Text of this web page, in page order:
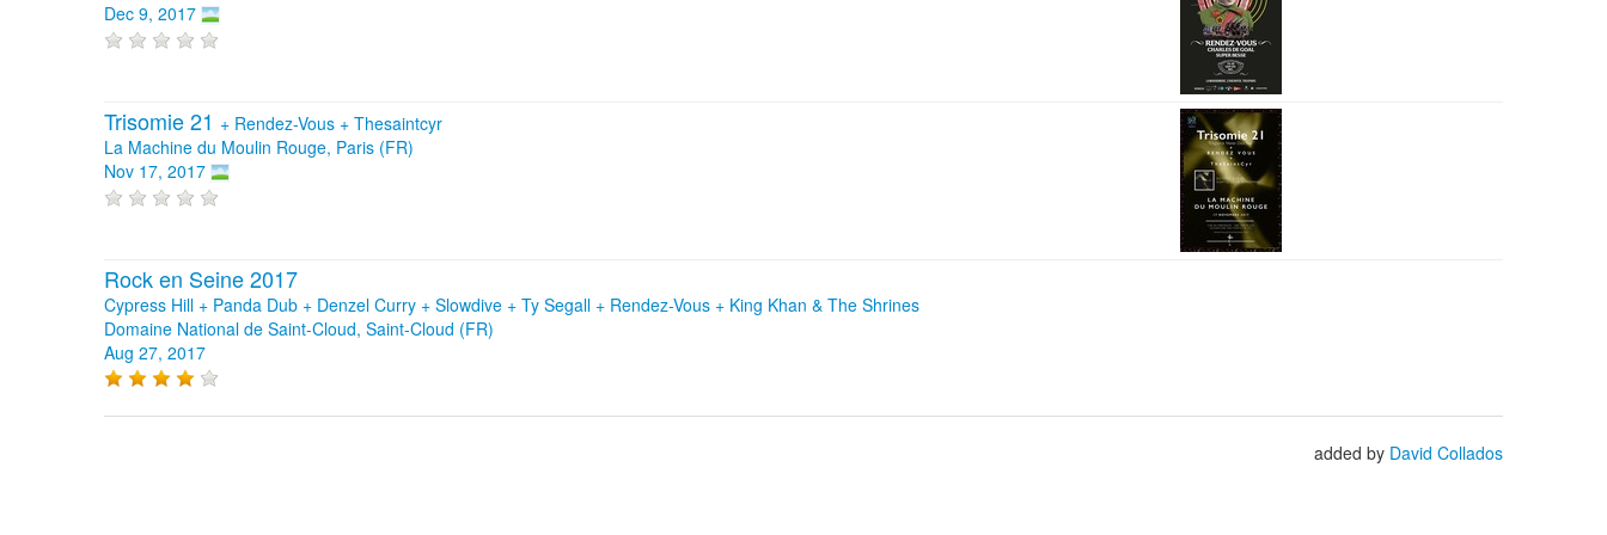
Dec 9, 2017
Trisomie 21 + Rendez-Vous + Thesaintcyr
La Machine du Moulin Rouge, Paris (FR)
Nov 17, 2017
Rock en Seine 2017
Cypress Hill + Panda Dub + Denzel Curry + Slowdive + Ty Segall + Rendez-Vous + King Khan & The Shrines
Domaine National de Saint-Cloud, Saint-Cloud (FR)
Aug 27, 2017
added by David Collados